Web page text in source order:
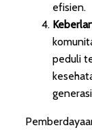
efisien.
peduli